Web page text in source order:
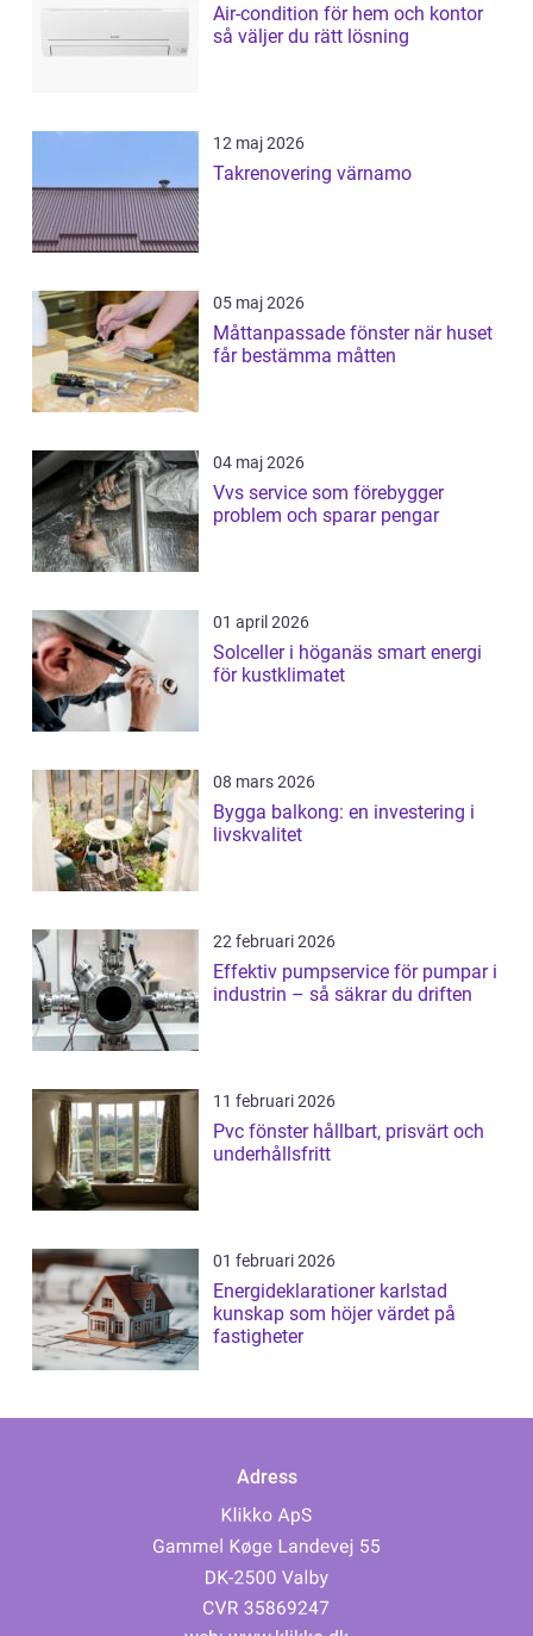
Air-condition för hem och kontor
så väljer du rätt lösning
12 maj 2026
Takrenovering värnamo
05 maj 2026
Måttanpassade fönster när huset
får bestämma måtten
04 maj 2026
Vvs service som förebygger
problem och sparar pengar
01 april 2026
Solceller i höganäs smart energi
för kustklimatet
08 mars 2026
Bygga balkong: en investering i
livskvalitet
22 februari 2026
Effektiv pumpservice för pumpar i
industrin – så säkrar du driften
11 februari 2026
Pvc fönster hållbart, prisvärt och
underhållsfritt
01 februari 2026
Energideklarationer karlstad
kunskap som höjer värdet på
fastigheter
Adress